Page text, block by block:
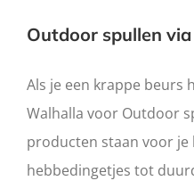
Outdoor spullen
Als je een krappe beurs
Walhalla voor Outdoor
producten staan voor je
hebbedingetjes tot